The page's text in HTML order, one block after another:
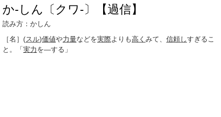
か‐しん〔クワ‐〕【過信】
読み方：かしん
［名］ (スル)価値や力量などを実際よりも高く みて、 信頼しすぎるこ
と。「実力を―する」